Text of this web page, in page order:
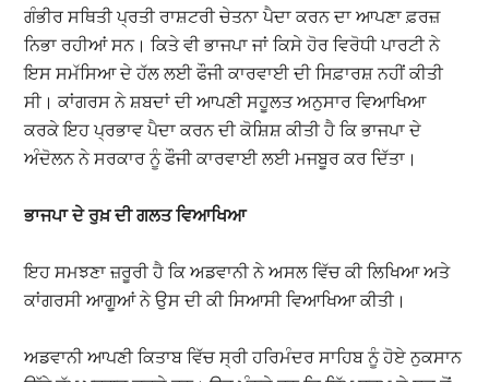
ਗੰਭੀਰ ਸਥਿਤੀ ਪ੍ਰਤੀ ਰਾਸ਼ਟਰੀ ਚੇਤਨਾ ਪੈਦਾ ਕਰਨ ਦਾ ਆਪਣਾ ਫ਼ਰਜ਼
ਨਿਭਾ ਰਹੀਆਂ ਸਨ। ਕਿਤੇ ਵੀ ਭਾਜਪਾ ਜਾਂ ਕਿਸੇ ਹੋਰ ਵਿਰੋਧੀ ਪਾਰਟੀ ਨੇ
ਇਸ ਸਮੱਸਿਆ ਦੇ ਹੱਲ ਲਈ ਫੌਜੀ ਕਾਰਵਾਈ ਦੀ ਸਿਫ਼ਾਰਸ਼ ਨਹੀਂ ਕੀਤੀ
ਸੀ। ਕਾਂਗਰਸ ਨੇ ਸ਼ਬਦਾਂ ਦੀ ਆਪਣੀ ਸਹੂਲਤ ਅਨੁਸਾਰ ਵਿਆਖਿਆ
ਕਰਕੇ ਇਹ ਪ੍ਰਭਾਵ ਪੈਦਾ ਕਰਨ ਦੀ ਕੋਸ਼ਿਸ਼ ਕੀਤੀ ਹੈ ਕਿ ਭਾਜਪਾ ਦੇ
ਅੰਦੋਲਨ ਨੇ ਸਰਕਾਰ ਨੂੰ ਫੌਜੀ ਕਾਰਵਾਈ ਲਈ ਮਜਬੂਰ ਕਰ ਦਿੱਤਾ।
ਭਾਜਪਾ ਦੇ ਰੁਖ਼ ਦੀ ਗਲਤ ਵਿਆਖਿਆ
ਇਹ ਸਮਝਣਾ ਜ਼ਰੂਰੀ ਹੈ ਕਿ ਅਡਵਾਨੀ ਨੇ ਅਸਲ ਵਿੱਚ ਕੀ ਲਿਖਿਆ ਅਤੇ
ਕਾਂਗਰਸੀ ਆਗੂਆਂ ਨੇ ਉਸ ਦੀ ਕੀ ਸਿਆਸੀ ਵਿਆਖਿਆ ਕੀਤੀ।
ਅਡਵਾਨੀ ਆਪਣੀ ਕਿਤਾਬ ਵਿੱਚ ਸ੍ਰੀ ਹਰਿਮੰਦਰ ਸਾਹਿਬ ਨੂੰ ਹੋਏ ਨੁਕਸਾਨ